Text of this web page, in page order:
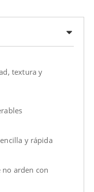
textura y
y rápida
arden con